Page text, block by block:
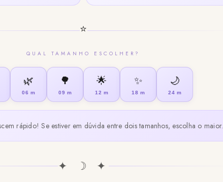
⭐
QUAL TAMANHO ESCOLHER?
🌿
06 m
🌳
09 m
🌟
12 m
✨
18 m
🌙
24 m
rápido! Se estiver em dúvida entre dois tamanhos, escolha o maior.
✦ ☽ ✦